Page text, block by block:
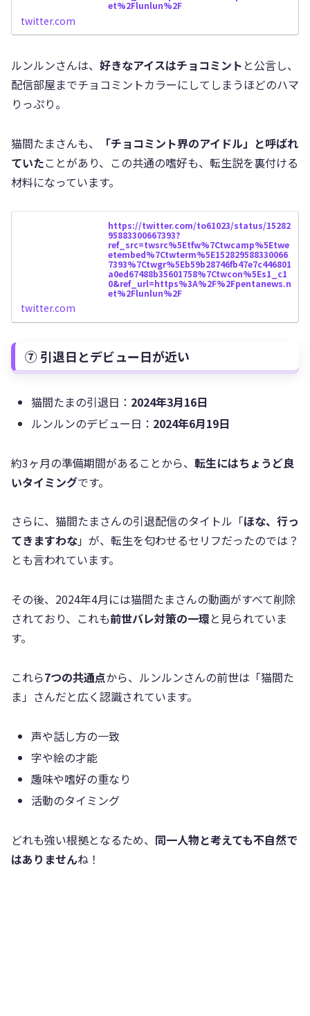
et%2Flunlun%2F
twitter.com
ルンルンさんは、 好きなアイスはチョコミント と公言し、
配信部屋までチョコミントカラーにしてしまうほどのハマ
りっぷり。
猫間たまさんも、
「チョコミント界のアイドル」と呼ばれ
ていたことがあり、この共通の嗜好も、転生説を裏付ける
材料になっています。
https://twitter.com/to61023/status/15282
95883300667393?
ref_src=twsrc%5Etfw%7Ctwcamp%5Etwe
etembed%7Ctwterm%5E152829588330066
7393%7Ctwgr%5Eb59b28746fb47e7c446801
a0ed67488b35601758%7Ctwcon%5Es1_c1
0&ref_url=https%3A%2F%2Fpentanews.n
et%2Flunlun%2F
twitter.com
⑦ 引退日とデビュー日が近い
猫間たまの引退日： 2024年3月16日
ルンルンのデビュー日： 2024年6月19日
約3ヶ月の準備期間があることから、 転生にはちょうど良
いタイミングです。
さらに、猫間たまさんの引退配信のタイトル「ほな、行っ
てきますわな」が、転生を匂わせるセリフだったのでは？
とも言われています。
その後、2024年4月には猫間たまさんの動画がすべて削除
されており、これも前世バレ対策の一環と見られていま
す。
これら7つの共通点から、ルンルンさんの前世は「猫間た
ま」さんだと広く認識されています。
声や話し方の一致
字や絵の才能
趣味や嗜好の重なり
活動のタイミング
どれも強い根拠となるため、 同一人物と考えても不自然で
はありませんね！